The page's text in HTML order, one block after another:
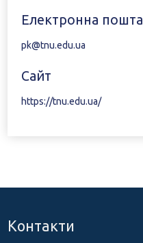
Електронна пошта
pk@tnu.edu.ua
Сайт
https://tnu.edu.ua/
Контакти